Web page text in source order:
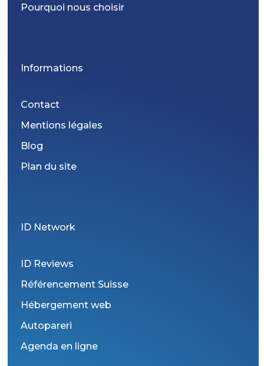
Pourquoi nous choisir
Informations
Contact
Mentions légales
Blog
Plan du site
ID Network
ID Reviews
Référencement Suisse
Hébergement web
Autopareri
Agenda en ligne